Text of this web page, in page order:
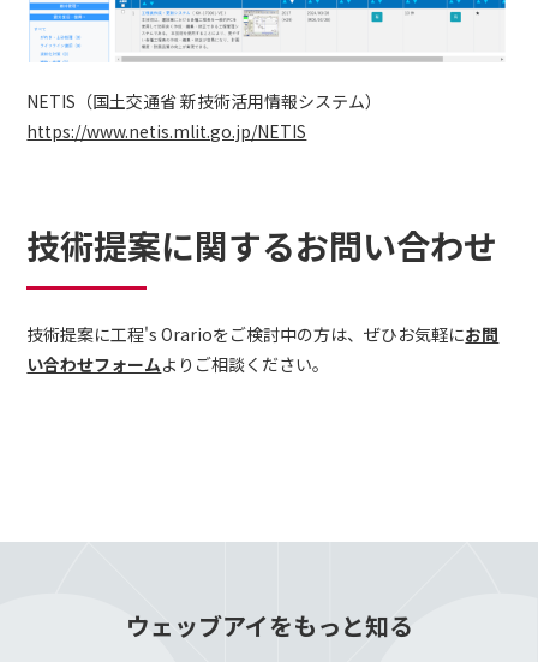
NETIS（国土交通省 新技術活用情報システム）
https://www.netis.mlit.go.jp/NETIS
技術提案に関するお問い合わせ
技術提案に工程's Orarioをご検討中の方は、ぜひお気軽にお問
い合わせフォームよりご相談ください。
ウェッブアイをもっと知る